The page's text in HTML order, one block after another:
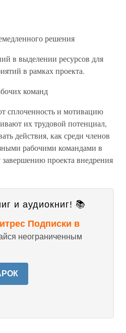
решения
в выделении ресурсов для
в рамках проекта.
команд
сплоченность и мотивацию
их трудовой потенциал,
действия, как среди членов
рабочими командами в
проекта внедрения
и аудиокниг! 📚
Подписки в
неограниченным